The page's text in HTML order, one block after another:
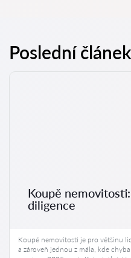
Poslední článek
Koupě
diligence
Koupě nemovitosti je pro většinu
a zároveň jednou z mála, kde